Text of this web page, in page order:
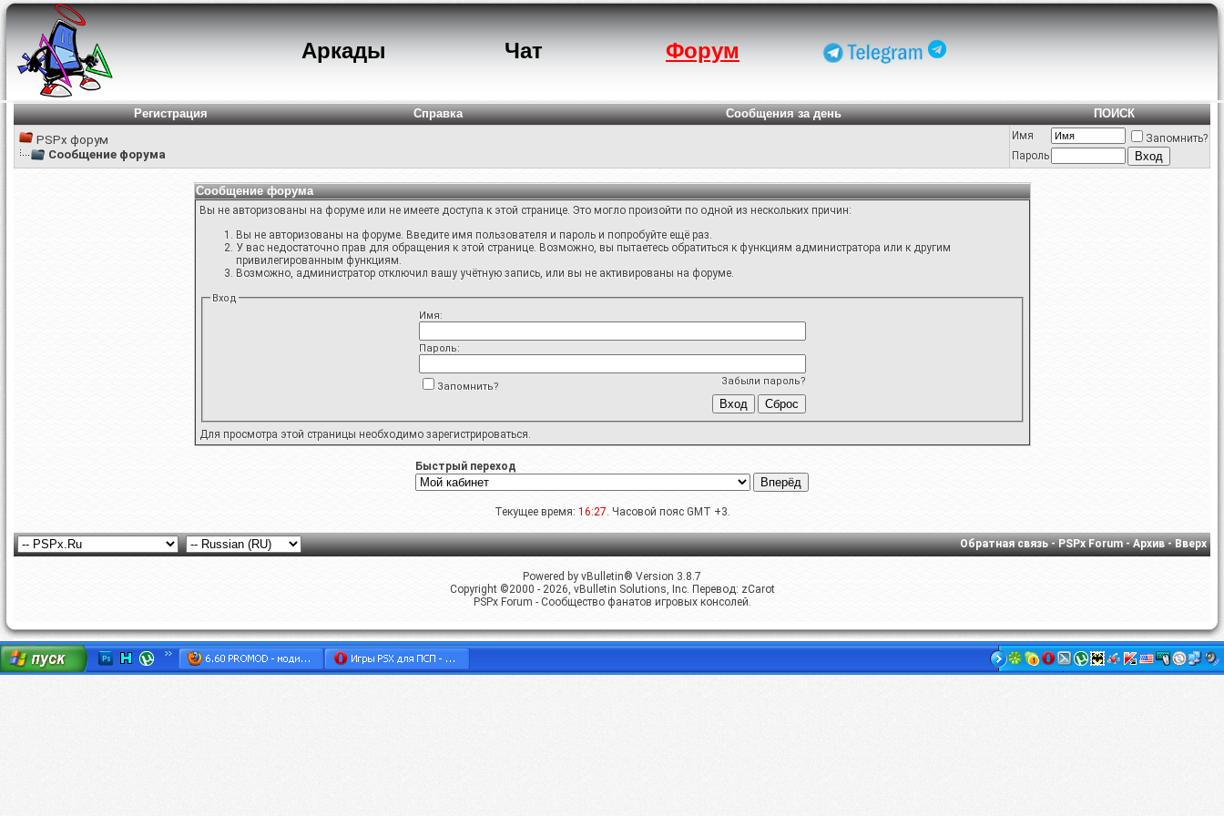
Аркады Чат Форум
Регистрация Справка Сообщения за день
ПОИСК
PSPx форум
Сообщение форума
Имя
Запомнить?
Пароль
Сообщение форума
Вы не авторизованы на форуме или не имеете доступа к этой странице. Это могло произойти по одной из нескольких причин:
Вы не авторизованы на форуме. Введите имя пользователя и пароль и попробуйте ещё раз.
У вас недостаточно прав для обращения к этой странице. Возможно, вы пытаетесь обратиться к функциям администратора или к другим
привилегированным функциям.
Возможно, администратор отключил вашу учётную запись, или вы не активированы на форуме.
Вход
Имя:
Пароль:
Забыли пароль?
Запомнить?
Для просмотра этой страницы необходимо зарегистрироваться.
Быстрый переход
Текущее время: 16:27. Часовой пояс GMT +3.
Обратная связь-PSPx Forum-Архив-Вверх
Powered by vBulletin® Version 3.8.7
Copyright ©2000 - 2026, vBulletin Solutions, Inc. Перевод: zCarot
PSPx Forum - Сообщество фанатов игровых консолей.